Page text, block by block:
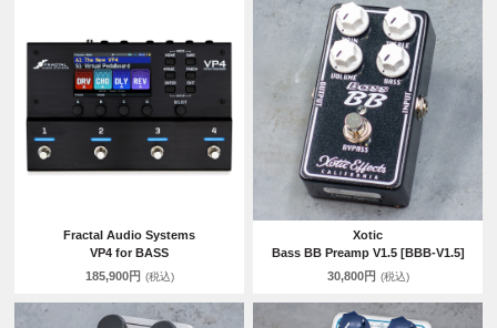
Fractal Audio Systems
VP4 for BASS
185,900円 (税込)
Xotic
Bass BB Preamp V1.5 [BBB-V1.5]
30,800円 (税込)